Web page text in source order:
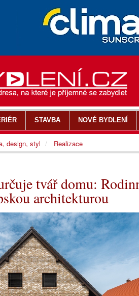
tvář domu:
architekturou
STAVBA NOVÉ BYDLENÍ
design, styl Realizace